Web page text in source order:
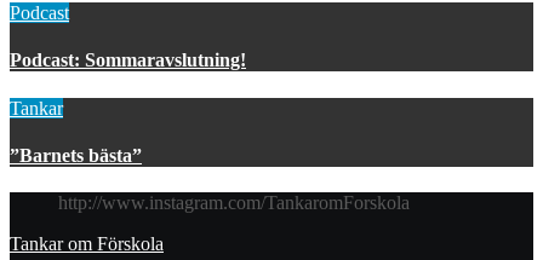
Podcast
Podcast: Sommaravslutning!
Tankar
”Barnets bästa”
http://www.instagram.com/TankaromForskola
Tankar om Förskola